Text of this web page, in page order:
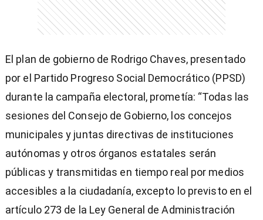
El plan de gobierno de Rodrigo Chaves, presentado
por el Partido Progreso Social Democrático (PPSD)
durante la campaña electoral, prometía: “Todas las
sesiones del Consejo de Gobierno, los concejos
municipales y juntas directivas de instituciones
autónomas y otros órganos estatales serán
públicas y transmitidas en tiempo real por medios
accesibles a la ciudadanía, excepto lo previsto en el
artículo 273 de la Ley General de Administración